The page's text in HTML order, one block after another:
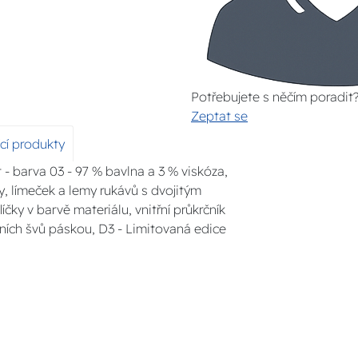
Potřebujete s něčím poradit?
Zeptat se
produkty
barva 03 - 97 % bavlna a 3 % viskóza,
límeček a lemy rukávů s dvojitým
v barvě materiálu, vnitřní průkrčník
švů páskou, D3 - Limitovaná edice